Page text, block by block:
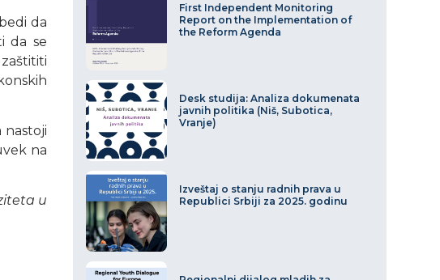
da
da se
nastoji
na
u
First Independent Monitoring
Report on the Implementation of
the Reform Agenda
Desk studija: Analiza dokumenata
javnih politika (Niš, Subotica,
Vranje)
Izveštaj o stanju radnih prava u
Republici Srbiji za 2025. godinu